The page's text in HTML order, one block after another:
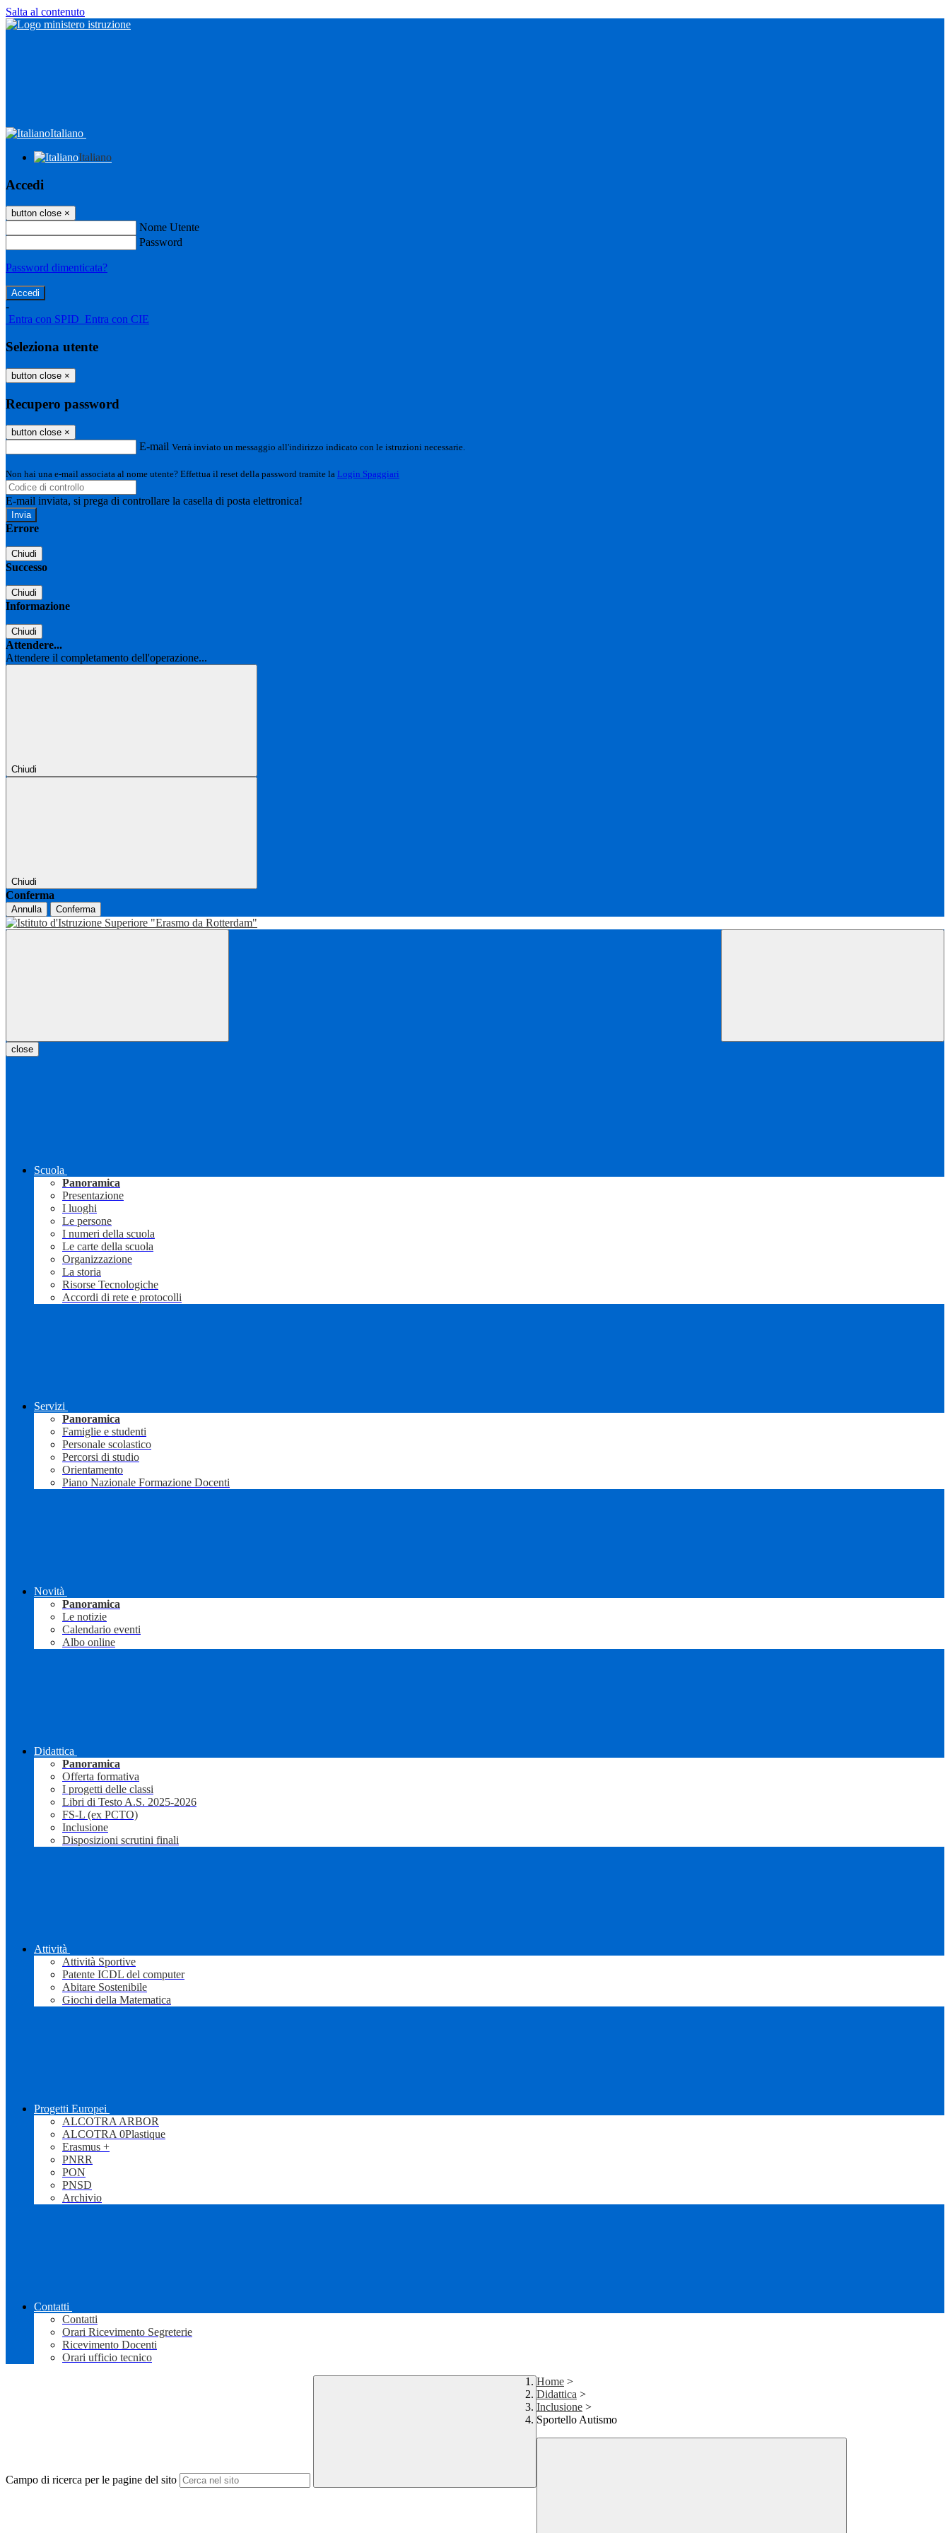
Salta al contenuto
Italiano
Italiano
Accedi
button close ×
Nome Utente
Password
Password dimenticata?
-
Entra con SPID Entra con CIE
Seleziona utente
button close ×
Recupero password
button close ×
E-mail Verrà inviato un messaggio all'indirizzo indicato con le istruzioni necessarie.
Non hai una e-mail associata al nome utente? Effettua il reset della password tramite la Login Spaggiari
E-mail inviata, si prega di controllare la casella di posta elettronica!
Errore
Chiudi
Successo
Chiudi
Informazione
Chiudi
Attendere...
Attendere il completamento dell'operazione...
Chiudi
Chiudi
Conferma
Annulla Conferma
close
Scuola
Panoramica
Presentazione
I luoghi
Le persone
I numeri della scuola
Le carte della scuola
Organizzazione
La storia
Risorse Tecnologiche
Accordi di rete e protocolli
Servizi
Panoramica
Famiglie e studenti
Personale scolastico
Percorsi di studio
Orientamento
Piano Nazionale Formazione Docenti
Novità
Panoramica
Le notizie
Calendario eventi
Albo online
Didattica
Panoramica
Offerta formativa
I progetti delle classi
Libri di Testo A.S. 2025-2026
FS-L (ex PCTO)
Inclusione
Disposizioni scrutini finali
Attività
Attività Sportive
Patente ICDL del computer
Abitare Sostenibile
Giochi della Matematica
Progetti Europei
ALCOTRA ARBOR
ALCOTRA 0Plastique
Erasmus +
PNRR
PON
PNSD
Archivio
Contatti
Contatti
Orari Ricevimento Segreterie
Ricevimento Docenti
Orari ufficio tecnico
Campo di ricerca per le pagine del sito
Home >
Didattica >
Inclusione >
Sportello Autismo